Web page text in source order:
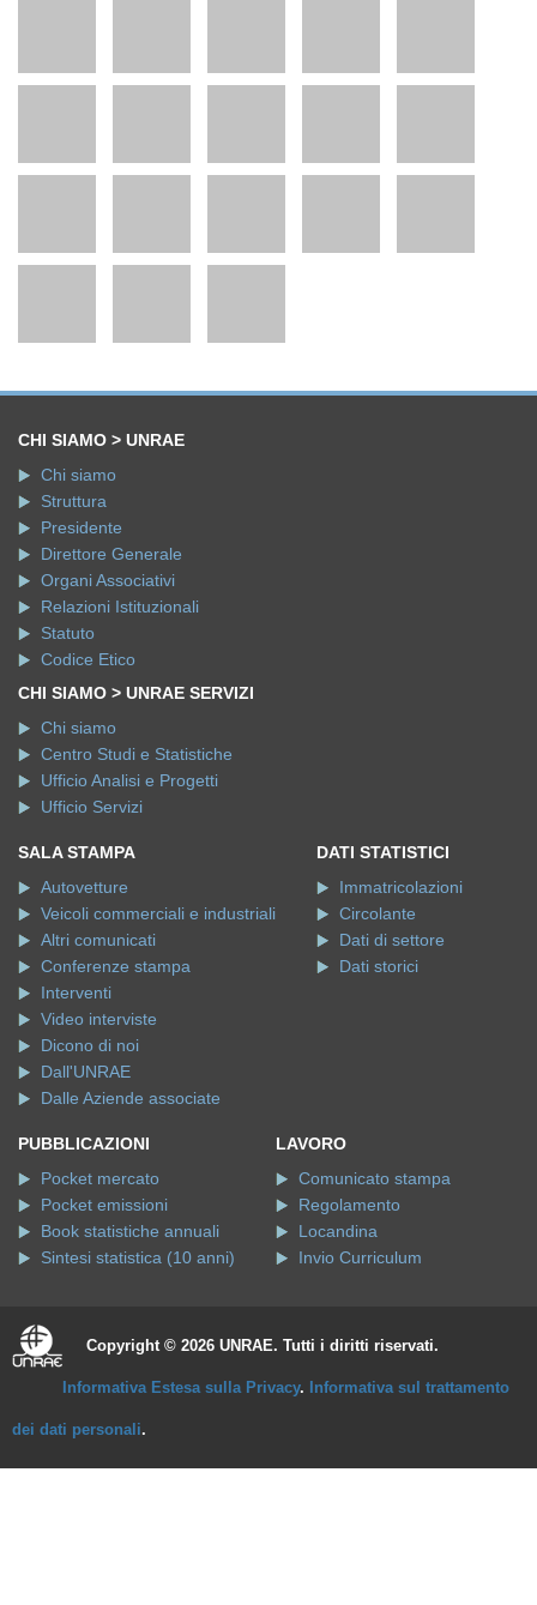
CHI SIAMO > UNRAE
Chi siamo
Struttura
Presidente
Direttore Generale
Organi Associativi
Relazioni Istituzionali
Statuto
Codice Etico
CHI SIAMO > UNRAE SERVIZI
Chi siamo
Centro Studi e Statistiche
Ufficio Analisi e Progetti
Ufficio Servizi
SALA STAMPA
Autovetture
Veicoli commerciali e industriali
Altri comunicati
Conferenze stampa
Interventi
Video interviste
Dicono di noi
Dall'UNRAE
Dalle Aziende associate
DATI STATISTICI
Immatricolazioni
Circolante
Dati di settore
Dati storici
PUBBLICAZIONI
Pocket mercato
Pocket emissioni
Book statistiche annuali
Sintesi statistica (10 anni)
LAVORO
Comunicato stampa
Regolamento
Locandina
Invio Curriculum
Copyright © 2026 UNRAE. Tutti i diritti riservati.
Informativa Estesa sulla Privacy. Informativa sul trattamento
dei dati personali.